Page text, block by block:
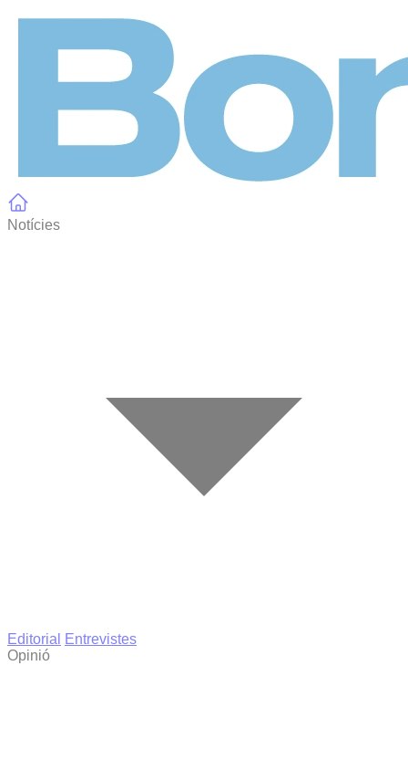
Notícies
Editorial
Entrevistes
Opinió